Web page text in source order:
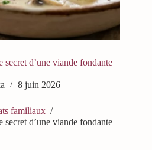
d’une viande fondante
8 juin 2026
familiaux /
d’une viande fondante